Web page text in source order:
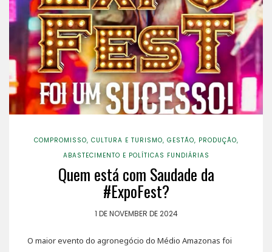
COMPROMISSO, CULTURA E TURISMO, GESTÃO, PRODUÇÃO,
ABASTECIMENTO E POLÍTICAS FUNDIÁRIAS
Quem está com Saudade da
#ExpoFest?
1 DE NOVEMBER DE 2024
O maior evento do agronegócio do Médio Amazonas foi